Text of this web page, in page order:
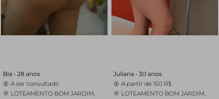
Bia • 28 anos
A ser consultado
LOTEAMENTO BOM JARDIM,
Juliana • 30 anos
A partir de 150 R$
LOTEAMENTO BOM JARDIM,